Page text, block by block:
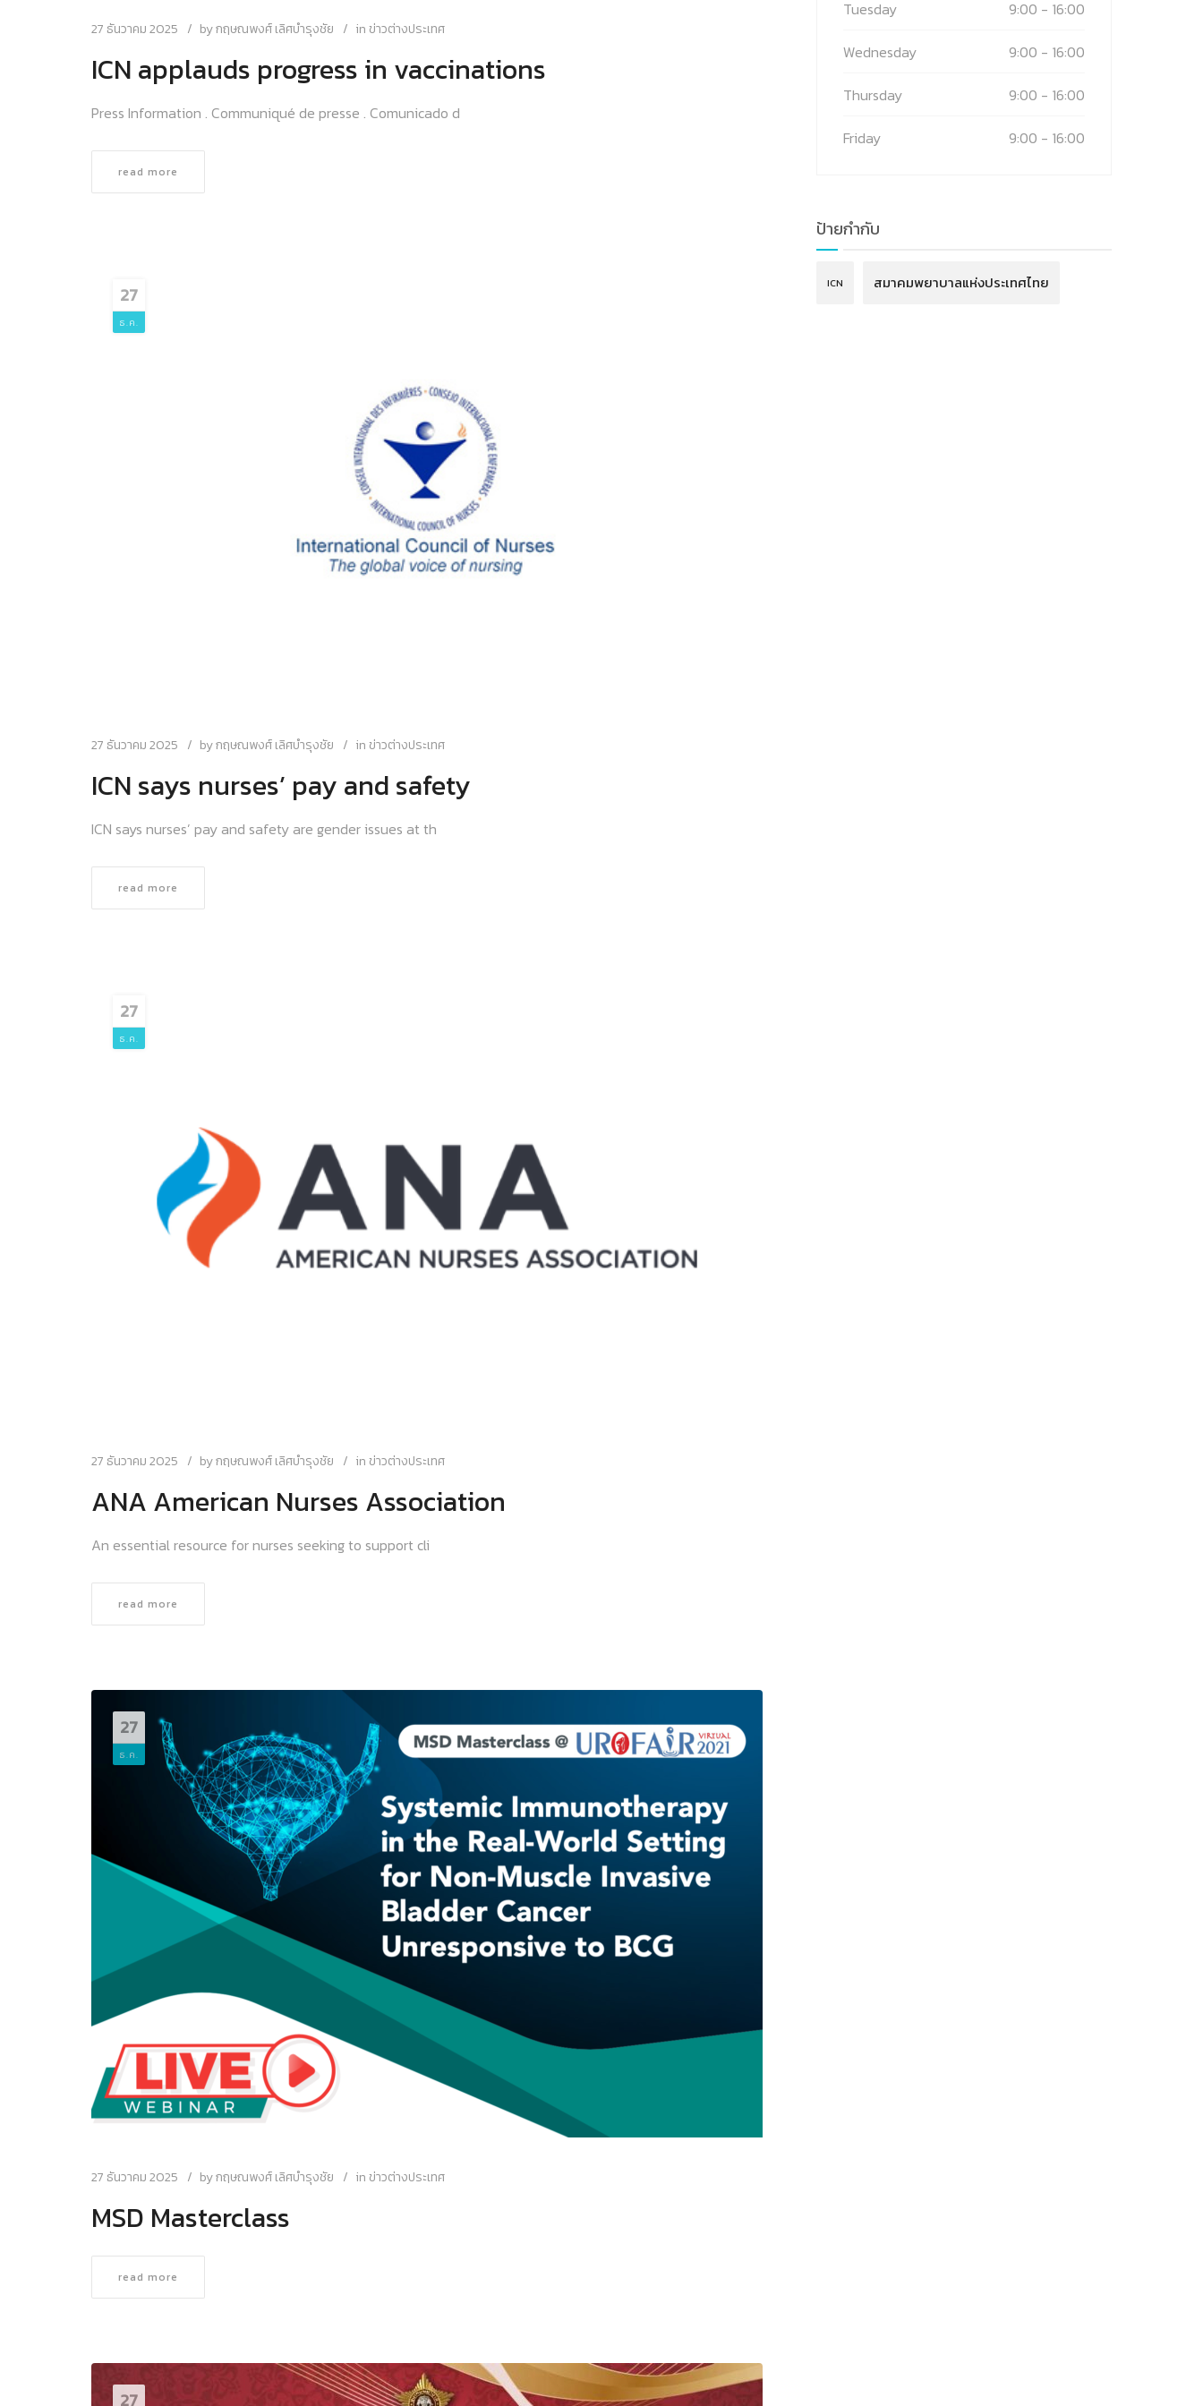
27 ธันวาคม 2025 byกฤษณพงศ์ เลิศบำรุงชัย inข่าวต่างประเทศ
ICN applauds progress in vaccinations
Press Information . Communiqué de presse . Comunicado d
read more
27
ธ.ค.
27 ธันวาคม 2025 byกฤษณพงศ์ เลิศบำรุงชัย inข่าวต่างประเทศ
ICN says nurses’ pay and safety
ICN says nurses’ pay and safety are gender issues at th
read more
27
ธ.ค.
27 ธันวาคม 2025 byกฤษณพงศ์ เลิศบำรุงชัย inข่าวต่างประเทศ
ANA American Nurses Association
An essential resource for nurses seeking to support cli
read more
27
ธ.ค.
27 ธันวาคม 2025 byกฤษณพงศ์ เลิศบำรุงชัย inข่าวต่างประเทศ
MSD Masterclass
read more
27
Tuesday
9:00 - 16:00
Wednesday
9:00 - 16:00
Thursday
9:00 - 16:00
Friday
9:00 - 16:00
ป้ายกำกับ
ICN สมาคมพยาบาลแห่งประเทศไทย